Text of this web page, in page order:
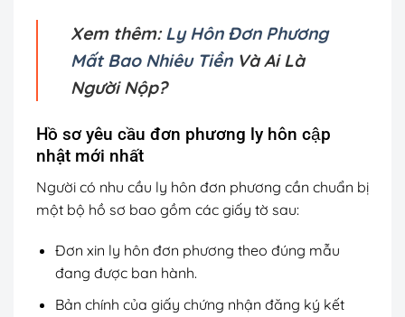
Xem thêm:Ly Hôn Đơn Phương
Mất Bao Nhiêu TiềnVà Ai Là
Người Nộp?
Hồ sơ yêu cầu đơn phương ly hôn cập
nhật mới nhất
Người có nhu cầu ly hôn đơn phương cần chuẩn bị
một bộ hồ sơ bao gồm các giấy tờ sau:
Đơn xin ly hôn đơn phương theo đúng mẫu
đang được ban hành.
Bản chính của giấy chứng nhận đăng ký kết